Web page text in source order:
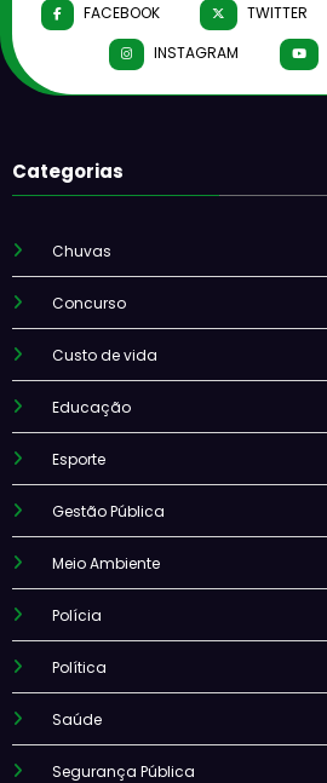
FACEBOOK TWITTER
INSTAGRAM
Categorias
Chuvas
Concurso
Custo de vida
Educação
Esporte
Gestão Pública
Meio Ambiente
Polícia
Política
Saúde
Segurança Pública